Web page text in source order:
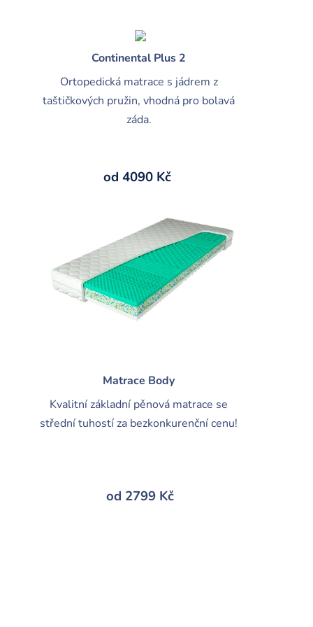
Continental Plus 2
Ortopedická matrace s jádrem z
taštičkových pružin, vhodná pro bolavá
záda.
od 4090 Kč
Matrace Body
Kvalitní základní pěnová matrace se
střední tuhostí za bezkonkurenční cenu!
od 2799 Kč